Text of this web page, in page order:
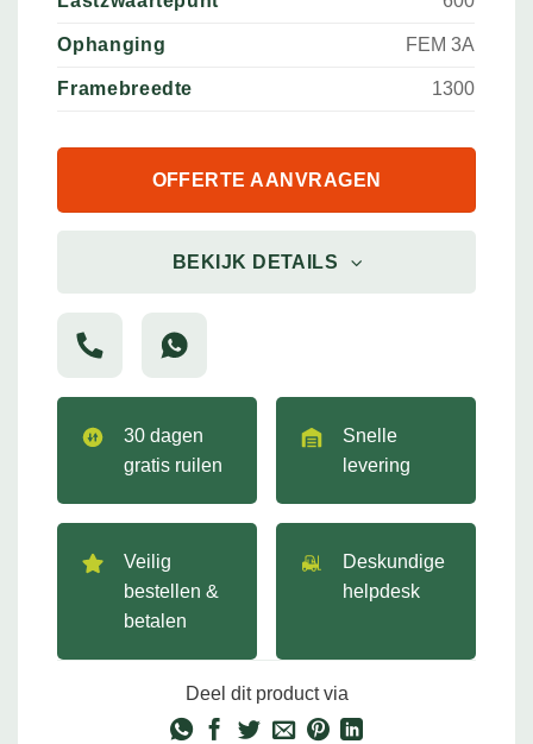
Ophanging FEM 3A
Framebreedte 1300
OFFERTE AANVRAGEN
BEKIJK DETAILS
30 dagen
gratis ruilen
Snelle
levering
Veilig
bestellen &
betalen
Deskundige
helpdesk
Deel dit product via